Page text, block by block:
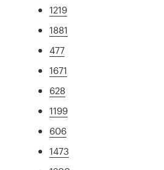
1219
1881
477
1671
628
1199
606
1473